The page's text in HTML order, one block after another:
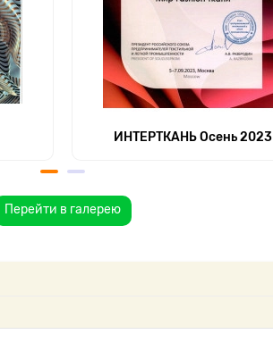
ИНТЕРТКАНЬ Осень 2023
Перейти в галерею